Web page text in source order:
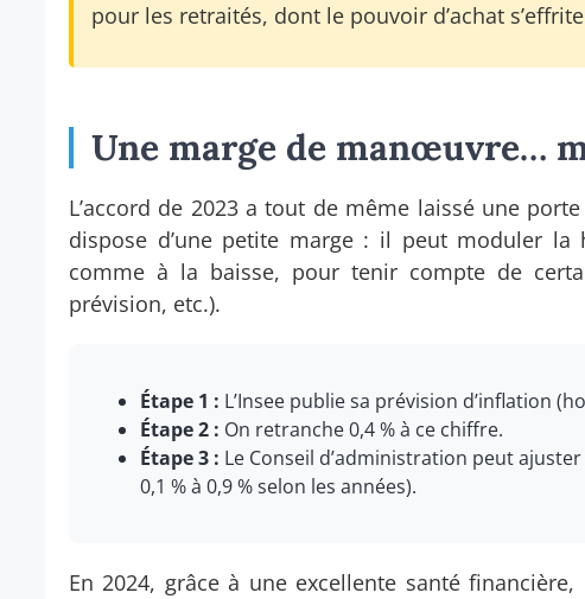
pour les retraités, dont le pouvoir d’achat
Une marge de manœuvre…
L’accord de 2023 a tout de même laissé une
dispose d’une petite marge : il peut moduler
comme à la baisse, pour tenir compte de
prévision, etc.).
Étape 1 : L’Insee publie sa prévision d’inflation
Étape 2 : On retranche 0,4 % à ce chiffre.
Étape 3 : Le Conseil d’administration peut
0,1 % à 0,9 % selon les années).
En 2024, grâce à une excellente santé